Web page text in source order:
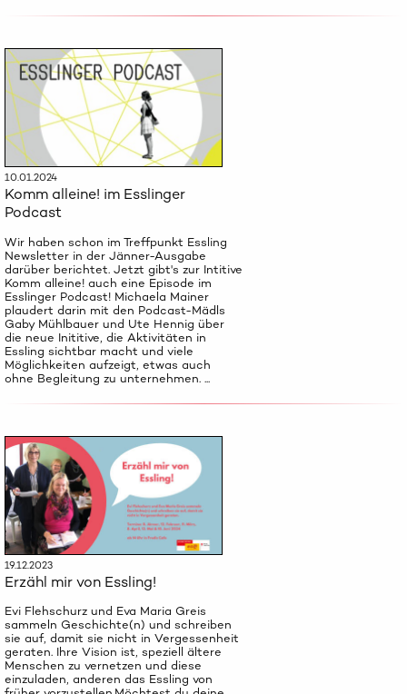
10.01.2024
Komm alleine! im Esslinger
Podcast
Wir haben schon im Treffpunkt Essling
Newsletter in der Jänner-Ausgabe
darüber berichtet. Jetzt gibt's zur Intitive
Komm alleine! auch eine Episode im
Esslinger Podcast! Michaela Mainer
plaudert darin mit den Podcast-Mädls
Gaby Mühlbauer und Ute Hennig über
die neue Inititive, die Aktivitäten in
Essling sichtbar macht und viele
Möglichkeiten aufzeigt, etwas auch
ohne Begleitung zu unternehmen. ...
19.12.2023
Erzähl mir von Essling!
Evi Flehschurz und Eva Maria Greis
sammeln Geschichte(n) und schreiben
sie auf, damit sie nicht in Vergessenheit
geraten. Ihre Vision ist, speziell ältere
Menschen zu vernetzen und diese
einzuladen, anderen das Essling von